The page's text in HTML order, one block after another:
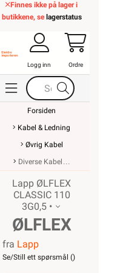
Finnes ikke på lager i
butikkene, se lagerstatus
Logg inn Ordre
Forsiden
Kabel & Ledning
Øvrig Kabel
Diverse Kabel
Lapp ØLFLEX
CLASSIC 110
3G0,5 •
ØLFLEX
CLASSIC
fra Lapp
Se/Still ett spørsmål ()